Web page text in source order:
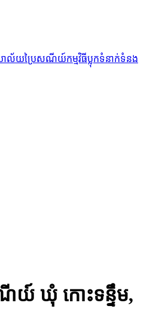
យាល័យប្រៃសណីយ៍កម្មវិធីប្លុកទំនាក់ទំនង
យ៍ ឃុំ កោះទន្ទឹម,